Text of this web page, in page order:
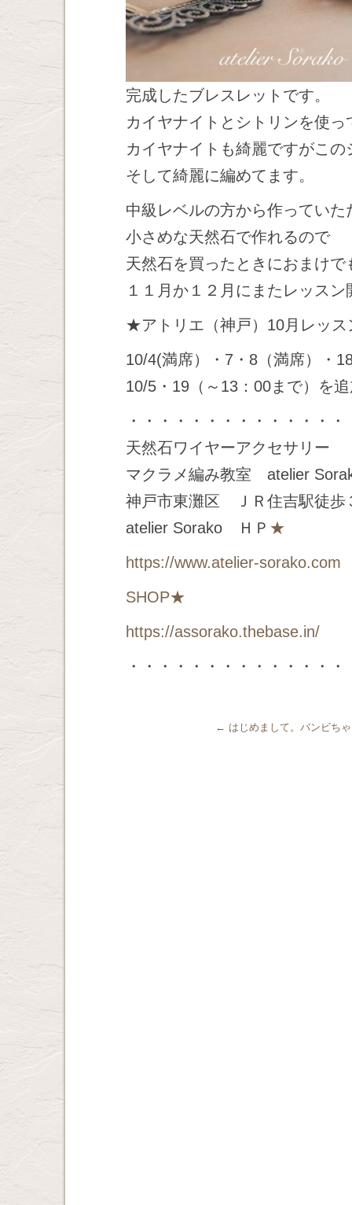
完成したブレスレットです。
カイヤナイトとシトリンを使
カイヤナイトも綺麗ですがこ
そして綺麗に編めてます。
中級レベルの方から作ってい
小さめな天然石で作れるので
天然石を買ったときにおまけ
１１月か１２月にまたレッス
★アトリエ（神戸）10月レッ
10/4(満席）・7・8（満席）・
10/5・19（～13：00まで）を
・・・・・・・・・・・・・・
天然石ワイヤーアクセサリー
マクラメ編み教室 atelier
神戸市東灘区 ＪＲ住吉駅徒歩
atelier Sorako ＨＰ ★
https://www.atelier-sorako.com
SHOP★
https://assorako.thebase.in/
・・・・・・・・・・・・・・
← はじめまして。バンビち